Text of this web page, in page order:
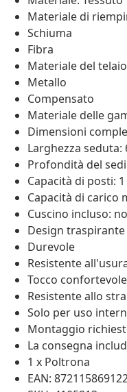
Materiale di
Schiuma
Fibra
Materiale del
Metallo
Compensato
Materiale delle
Dimensioni
Larghezza seduta:
Profondità del
Capacità di posti: 1
Capacità di carico
Cuscino incluso: no
Design traspirante
Durevole
Resistente
Tocco confortevole
Resistente allo
Solo per uso
Montaggio
La consegna
1 x Poltrona
EAN: